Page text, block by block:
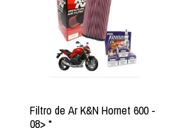
Filtro de Ar K&N Hornet 600 -
08> *